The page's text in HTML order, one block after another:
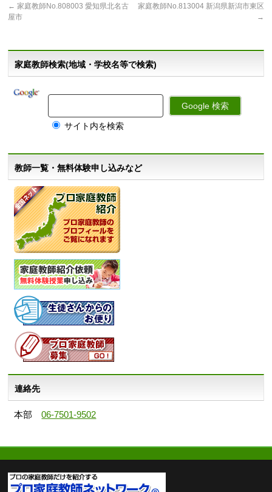
← 家庭教師No.808003 愛知県北名古
屋市
家庭教師No.813004 新潟県新潟市東区
→
家庭教師検索(地域・学校名等で検索)
サイト内を検索
教師一覧・無料体験申し込みなど
連絡先
本部06-7501-9502